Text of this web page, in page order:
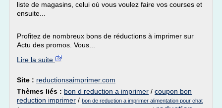
liste de magasins, celui où vous voulez faire vos courses et
ensuite...
Profitez de nombreux bons de réductions à imprimer sur
Actu des promos. Vous...
Lire la suite
Site : reductionsaimprimer.com
Thèmes liés : bon d reduction a imprimer / coupon bon
reduction imprimer / bon de reduction a imprimer alimentation pour chat